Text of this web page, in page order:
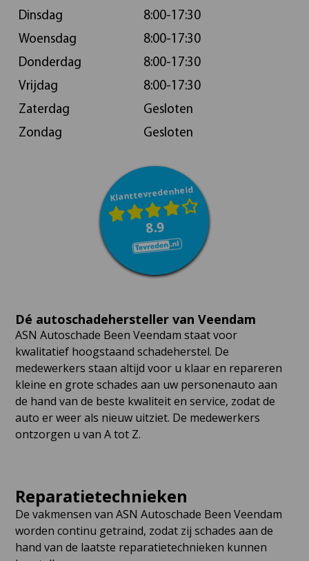
Dinsdag
8:00-17:30
Woensdag
8:00-17:30
Donderdag
8:00-17:30
Vrijdag
8:00-17:30
Zaterdag
Gesloten
Zondag
Gesloten
Klanttevredenheid
8.9
Dé autoschadehersteller van Veendam
ASN Autoschade Been Veendam staat voor
kwalitatief hoogstaand schadeherstel. De
medewerkers staan altijd voor u klaar en repareren
kleine en grote schades aan uw personenauto aan
de hand van de beste kwaliteit en service, zodat de
auto er weer als nieuw uitziet. De medewerkers
ontzorgen u van A tot Z.
Reparatietechnieken
De vakmensen van ASN Autoschade Been Veendam
worden continu getraind, zodat zij schades aan de
hand van de laatste reparatietechnieken kunnen